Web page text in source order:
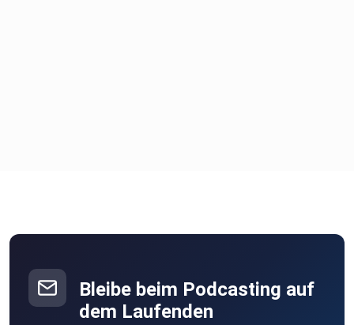
Bleibe beim Podcasting auf
dem Laufenden